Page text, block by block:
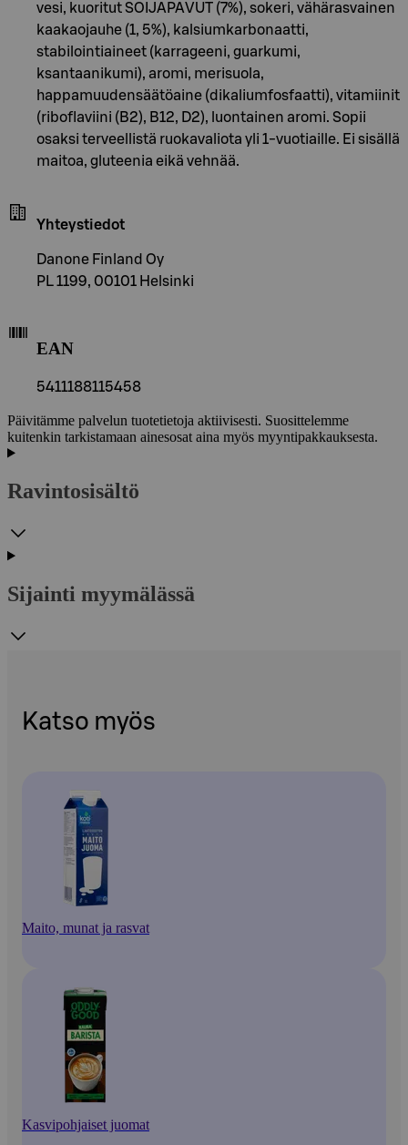
vesi, kuoritut SOIJAPAVUT (7%), sokeri, vähärasvainen
kaakaojauhe (1, 5%), kalsiumkarbonaatti,
stabilointiaineet (karrageeni, guarkumi,
ksantaanikumi), aromi, merisuola,
happamuudensäätöaine (dikaliumfosfaatti), vitamiinit
(riboflaviini (B2), B12, D2), luontainen aromi. Sopii
osaksi terveellistä ruokavaliota yli 1-vuotiaille. Ei sisällä
maitoa, gluteenia eikä vehnää.
Yhteystiedot
Danone Finland Oy
PL 1199, 00101 Helsinki
EAN
5411188115458
Päivitämme palvelun tuotetietoja aktiivisesti. Suosittelemme
kuitenkin tarkistamaan ainesosat aina myös myyntipakkauksesta.
Ravintosisältö
Sijainti myymälässä
Katso myös
Maito, munat ja rasvat
Kasvipohjaiset juomat